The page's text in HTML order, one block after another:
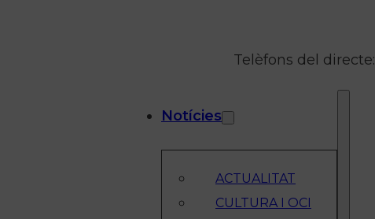
Telèfons del directe:
Notícies
ACTUALITAT
CULTURA I OCI